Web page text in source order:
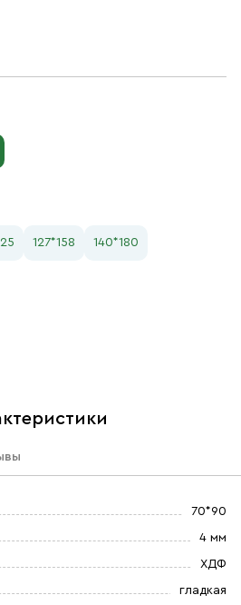
127*158 140*180
70*90
4 мм
ХДФ
гладкая